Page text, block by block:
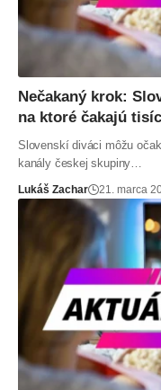
Nečakaný krok:
na ktoré čakajú
Slovenskí diváci môžu
kanály českej skupiny…
Lukáš Zachar 21. marca